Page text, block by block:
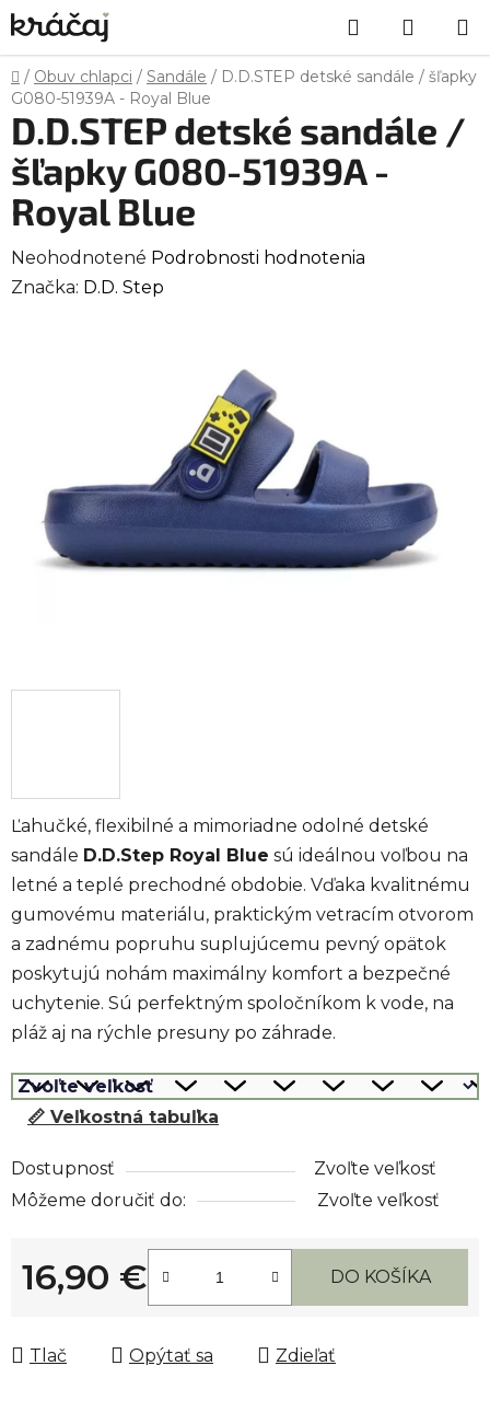
Prejsť
na
obsah
Hľadať
KOŠÍK
Domov
/ Obuv chlapci / Sandále / D.D.STEP detské sandále / šľapky
G080-51939A - Royal Blue
Ľahučké, flexibilné a mimoriadne odolné detské
sandále D.D.Step Royal Blue sú ideálnou voľbou na
letné a teplé prechodné obdobie. Vďaka kvalitnému
gumovému materiálu, praktickým vetracím otvorom
a zadnému popruhu suplujúcemu pevný opätok
poskytujú nohám maximálny komfort a bezpečné
uchytenie. Sú perfektným spoločníkom k vode, na
pláž aj na rýchle presuny po záhrade.
📏 Veľkostná tabuľka
Dostupnosť
Zvoľte veľkosť
Môžeme doručiť do:
Zvoľte veľkosť
16,90 €
Jednotková cena:
DO KOŠÍKA
Tlač Opýtať sa Zdieľať
D.D.STEP detské sandále /
šľapky G080-51939A -
Royal Blue
Priemerné
hodnotenie
Neohodnotené Podrobnosti hodnotenia
Značka: D.D. Step